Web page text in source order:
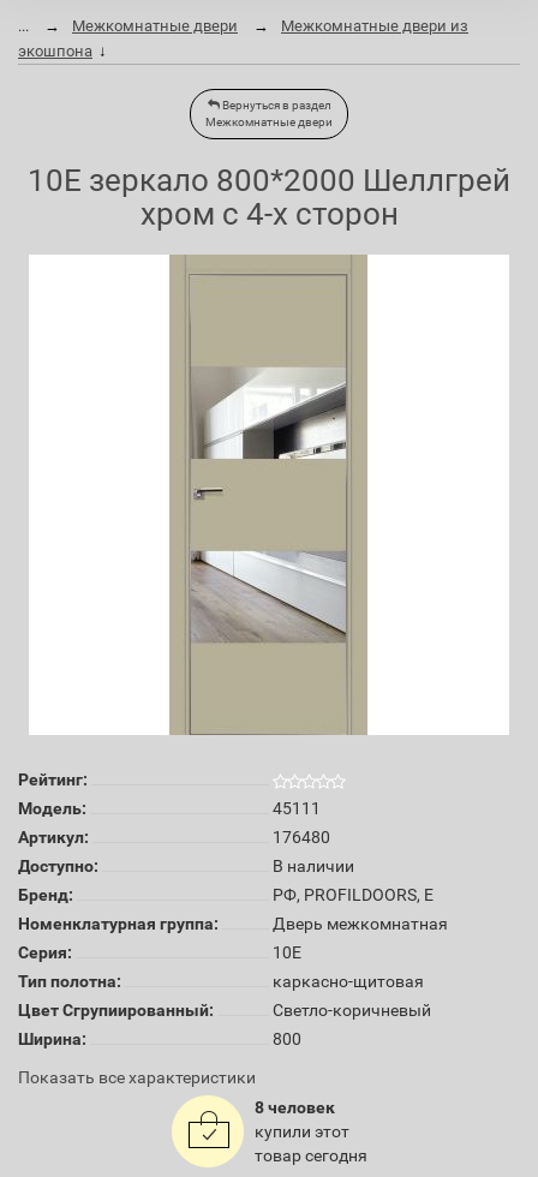
... Межкомнатные двери
Межкомнатные двери из
экошпона
Вернуться в раздел
Межкомнатные двери
10E зеркало 800*2000 Шеллгрей
хром с 4-х сторон
Рейтинг:
Модель:
45111
Артикул:
176480
Доступно:
В наличии
Бренд:
РФ, PROFILDOORS, E
Номенклатурная группа:
Дверь межкомнатная
Серия:
10E
Тип полотна:
каркасно-щитовая
Цвет Сгрупиированный:
Светло-коричневый
Ширина:
800
Показать все характеристики
8 человек
купили этот
товар сегодня